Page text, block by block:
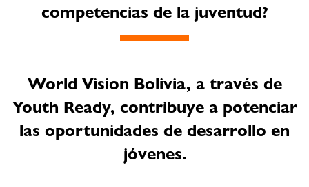
competencias de la juventud?
World Vision Bolivia, a través de
Youth Ready, contribuye a potenciar
las oportunidades de desarrollo en
jóvenes.